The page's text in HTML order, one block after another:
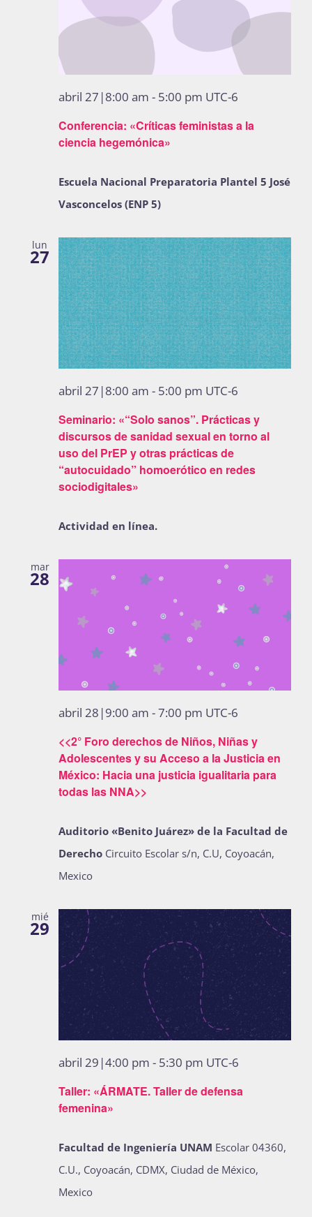
Conferencia: «Críticas feministas a la
ciencia hegemónica»
abril 27|8:00 am - 5:00 pm UTC-6
Escuela Nacional Preparatoria Plantel 5 José
Vasconcelos (ENP 5)
lun
27
Seminario: «“Solo sanos”. Prácticas y
discursos de sanidad sexual en torno al
uso del PrEP y otras prácticas de
“autocuidado” homoerótico en redes
sociodigitales»
abril 27|8:00 am - 5:00 pm UTC-6
Actividad en línea.
mar
28
<<2° Foro derechos de Niños, Niñas y
Adolescentes y su Acceso a la Justicia en
México: Hacia una justicia igualitaria para
todas las NNA>>
abril 28|9:00 am -7:00 pm UTC-6
Auditorio «Benito Juárez» de la Facultad de
Derecho Circuito Escolar s/n, C.U, Coyoacán,
Mexico
mié
29
Taller: «ÁRMATE. Taller de defensa
femenina»
abril 29|4:00 pm - 5:30 pm UTC-6
Facultad de Ingeniería UNAM Escolar 04360,
C.U., Coyoacán, CDMX, Ciudad de México,
Mexico